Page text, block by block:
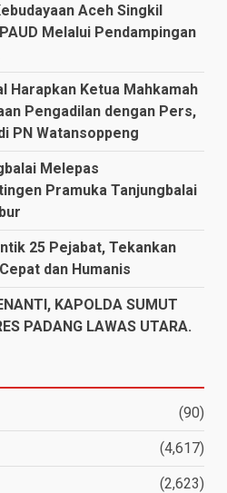
Aceh Singkil
Melalui Pendampingan
Harapkan Ketua Mahkamah
Pengadilan dengan Pers,
PN Watansoppeng
Melepas
Pramuka Tanjungbalai
25 Pejabat, Tekankan
dan Humanis
KAPOLDA SUMUT
PADANG LAWAS UTARA.
(90)
(4,617)
(2,623)